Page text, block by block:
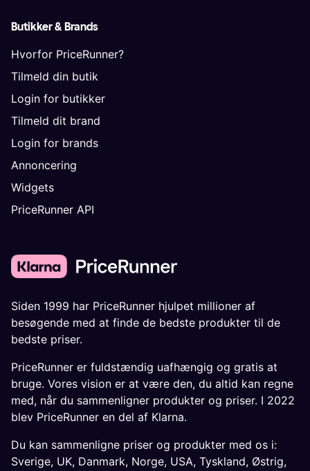
Butikker & Brands
Hvorfor PriceRunner?
Tilmeld din butik
Login for butikker
Tilmeld dit brand
Login for brands
Annoncering
Widgets
PriceRunner API
Siden 1999 har PriceRunner hjulpet millioner af
besøgende med at finde de bedste produkter til de
bedste priser.
PriceRunner er fuldstændig uafhængig og gratis at
bruge. Vores vision er at være den, du altid kan regne
med, når du sammenligner produkter og priser. I 2022
blev PriceRunner en del af Klarna.
Du kan sammenligne priser og produkter med os i:
Sverige, UK, Danmark, Norge, USA, Tyskland, Østrig,